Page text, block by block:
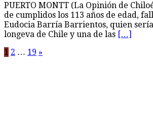
PUERTO MONTT (La Opinión de
de cumplidos los 113 años de edad,
Eudocia Barría Barrientos, quien
longeva de Chile y una de las […]
Paginación
1 2 … 19 »